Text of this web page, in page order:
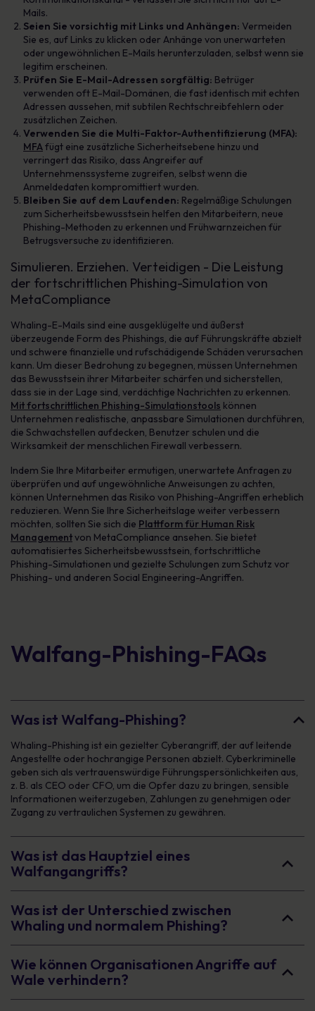
Mails.
Seien Sie vorsichtig mit Links und Anhängen: Vermeiden
Sie es, auf Links zu klicken oder Anhänge von unerwarteten
oder ungewöhnlichen E-Mails herunterzuladen, selbst wenn sie
legitim erscheinen.
Prüfen Sie E-Mail-Adressen sorgfältig: Betrüger
verwenden oft E-Mail-Domänen, die fast identisch mit echten
Adressen aussehen, mit subtilen Rechtschreibfehlern oder
zusätzlichen Zeichen.
Verwenden Sie die Multi-Faktor-Authentifizierung (MFA):
MFAfügt eine zusätzliche Sicherheitsebene hinzu und
verringert das Risiko, dass Angreifer auf
Unternehmenssysteme zugreifen, selbst wenn die
Anmeldedaten kompromittiert wurden.
Bleiben Sie auf dem Laufenden: Regelmäßige Schulungen
zum Sicherheitsbewusstsein helfen den Mitarbeitern, neue
Phishing-Methoden zu erkennen und Frühwarnzeichen für
Betrugsversuche zu identifizieren.
Simulieren. Erziehen. Verteidigen - Die Leistung
der fortschrittlichen Phishing-Simulation von
MetaCompliance
Whaling-E-Mails sind eine ausgeklügelte und äußerst
überzeugende Form des Phishings, die auf Führungskräfte abzielt
und schwere finanzielle und rufschädigende Schäden verursachen
kann. Um dieser Bedrohung zu begegnen, müssen Unternehmen
das Bewusstsein ihrer Mitarbeiter schärfen und sicherstellen,
dass sie in der Lage sind, verdächtige Nachrichten zu erkennen.
Mit fortschrittlichen Phishing-Simulationstools können
Unternehmen realistische, anpassbare Simulationen durchführen,
die Schwachstellen aufdecken, Benutzer schulen und die
Wirksamkeit der menschlichen Firewall verbessern.
Indem Sie Ihre Mitarbeiter ermutigen, unerwartete Anfragen zu
überprüfen und auf ungewöhnliche Anweisungen zu achten,
können Unternehmen das Risiko von Phishing-Angriffen erheblich
reduzieren. Wenn Sie Ihre Sicherheitslage weiter verbessern
möchten, sollten Sie sich die Plattform für Human Risk
Managementvon MetaCompliance ansehen. Sie bietet
automatisiertes Sicherheitsbewusstsein, fortschrittliche
Phishing-Simulationen und gezielte Schulungen zum Schutz vor
Phishing- und anderen Social Engineering-Angriffen.
Walfang-Phishing-FAQs
Was ist Walfang-Phishing?
Whaling-Phishing ist ein gezielter Cyberangriff, der auf leitende
Angestellte oder hochrangige Personen abzielt. Cyberkriminelle
geben sich als vertrauenswürdige Führungspersönlichkeiten aus,
z. B. als CEO oder CFO, um die Opfer dazu zu bringen, sensible
Informationen weiterzugeben, Zahlungen zu genehmigen oder
Zugang zu vertraulichen Systemen zu gewähren.
Was ist das Hauptziel eines
Walfangangriffs?
Was ist der Unterschied zwischen
Whaling und normalem Phishing?
Wie können Organisationen Angriffe auf
Wale verhindern?